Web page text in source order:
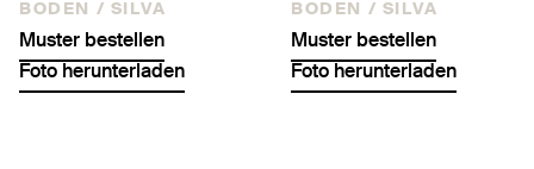
BODEN / SILVA
Muster bestellen
Foto herunterladen
BODEN / SILVA
Muster bestellen
Foto herunterladen